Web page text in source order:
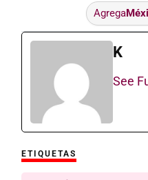
Agrega
K
See
ETIQUETAS